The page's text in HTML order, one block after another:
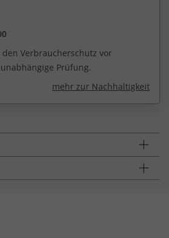
Verbraucherschutz vor
Prüfung.
mehr zur Nachhaltigkeit